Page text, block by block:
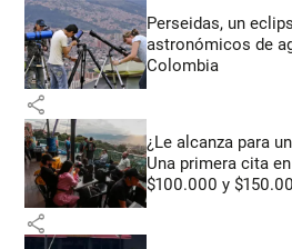
Perseidas, un
astronómicos de
Colombia
share
¿Le alcanza para
Una primera cita
$100.000 y
share